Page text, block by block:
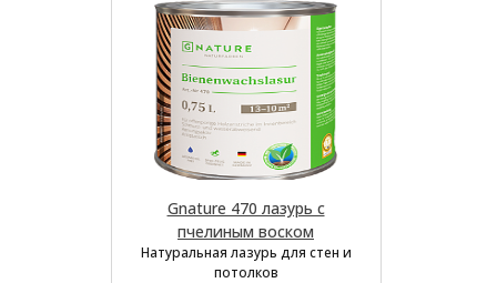
Gnature 470 лазурь с
пчелиным воском
Натуральная лазурь для стен и
потолков